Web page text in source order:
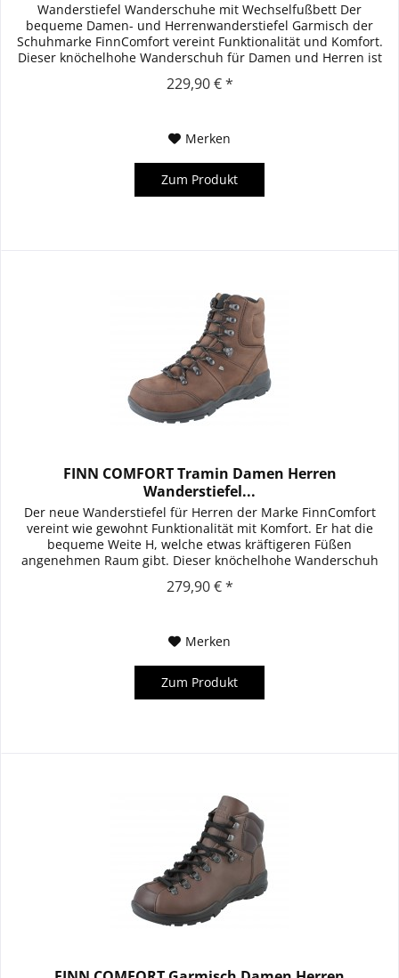
Wanderstiefel Wanderschuhe mit Wechselfußbett Der
bequeme Damen- und Herrenwanderstiefel Garmisch der
Schuhmarke FinnComfort vereint Funktionalität und Komfort.
Dieser knöchelhohe Wanderschuh für Damen und Herren ist
229,90 € *
Merken
Zum Produkt
FINN COMFORT Tramin Damen Herren
Wanderstiefel...
Der neue Wanderstiefel für Herren der Marke FinnComfort
vereint wie gewohnt Funktionalität mit Komfort. Er hat die
bequeme Weite H, welche etwas kräftigeren Füßen
angenehmen Raum gibt. Dieser knöchelhohe Wanderschuh
279,90 € *
Merken
Zum Produkt